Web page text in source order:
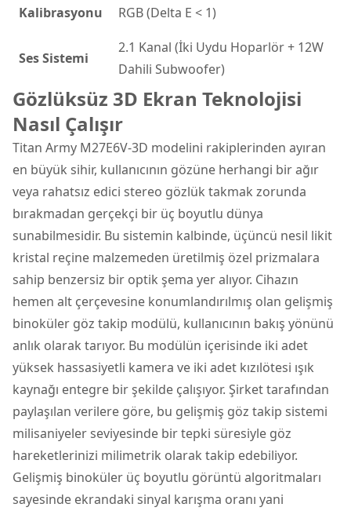
Kalibrasyonu
RGB (Delta E < 1)
Ses Sistemi
2.1 Kanal (İki Uydu Hoparlör + 12W
Dahili Subwoofer)
Gözlüksüz 3D Ekran Teknolojisi
Nasıl Çalışır
Titan Army M27E6V-3D modelini rakiplerinden ayıran
en büyük sihir, kullanıcının gözüne herhangi bir ağır
veya rahatsız edici stereo gözlük takmak zorunda
bırakmadan gerçekçi bir üç boyutlu dünya
sunabilmesidir. Bu sistemin kalbinde, üçüncü nesil likit
kristal reçine malzemeden üretilmiş özel prizmalara
sahip benzersiz bir optik şema yer alıyor. Cihazın
hemen alt çerçevesine konumlandırılmış olan gelişmiş
binoküler göz takip modülü, kullanıcının bakış yönünü
anlık olarak tarıyor. Bu modülün içerisinde iki adet
yüksek hassasiyetli kamera ve iki adet kızılötesi ışık
kaynağı entegre bir şekilde çalışıyor. Şirket tarafından
paylaşılan verilere göre, bu gelişmiş göz takip sistemi
milisaniyeler seviyesinde bir tepki süresiyle göz
hareketlerinizi milimetrik olarak takip edebiliyor.
Gelişmiş binoküler üç boyutlu görüntü algoritmaları
sayesinde ekrandaki sinyal karışma oranı yani